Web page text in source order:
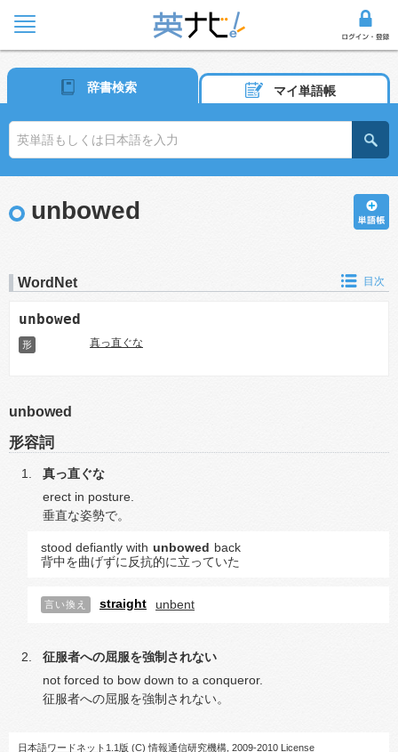
辞書検索 マイ単語帳
unbowed
WordNet 目次
unbowed
形 真っ直ぐな
unbowed
形容詞
真っ直ぐな
erect in posture.
垂直な姿勢で。
stood defiantly with unbowed back
背中を曲げずに反抗的に立っていた
言い換え straight unbent
征服者への屈服を強制されない
not forced to bow down to a conqueror.
征服者への屈服を強制されない。
日本語ワードネット1.1版 (C) 情報通信研究機構, 2009-2010 License